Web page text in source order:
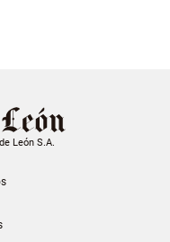
León S.A.